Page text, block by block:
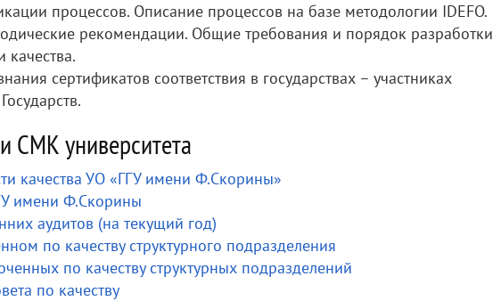
процессов. Описание процессов на базе методологии IDEFO.
рекомендации. Общие требования и порядок разработки
качества.
сертификатов соответствия в государствах – участниках
СМК университета
качества УО «ГГУ имени Ф.Скорины»
имени Ф.Скорины
аудитов (на текущий год)
по качеству структурного подразделения
по качеству структурных подразделений
по качеству